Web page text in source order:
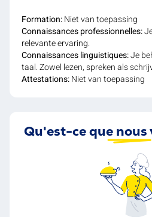
Formation:Niet van toepassing
Connaissances professionnelles:
relevante ervaring.
Connaissances linguistiques:Je
taal. Zowel lezen, spreken als
Attestations:Niet van toepassing
Qu'est-ce que nous